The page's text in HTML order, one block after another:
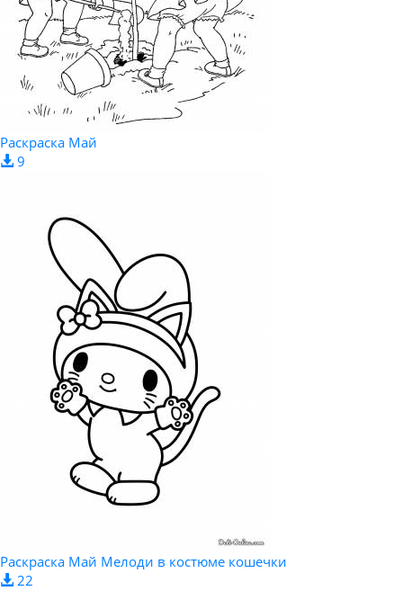
Раскраска Май
9
Раскраска Май Мелоди в костюме кошечки
22